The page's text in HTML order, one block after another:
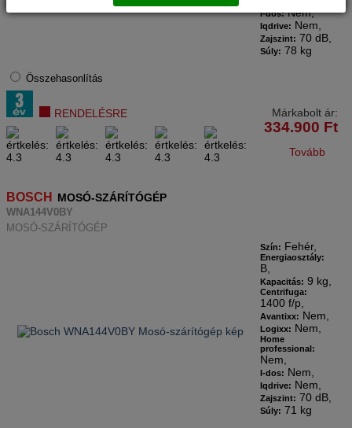
I-dos: Nem,
Iqdrive: Nem,
Zajszint: 70 dB,
Súly: 78 kg
Összehasonlítás
RENDELÉSRE Márkabolt ár:
334.900 Ft
Tovább
BOSCH MOSÓ-SZÁRÍTÓGÉP
WNA144V0BY
MOSÓ-SZÁRÍTÓGÉP
Szín: Fehér,
Energiaosztály:
B,
Kapacitás: 9 kg,
Centrifuga:
1400 f/p,
Avantixx: Nem,
Logixx: Nem,
Home
professional:
Nem,
I-dos: Nem,
Iqdrive: Nem,
Zajszint: 70 dB,
Súly: 71 kg